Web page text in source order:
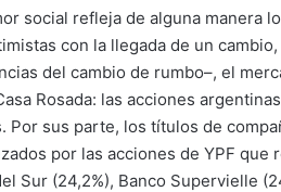
social refleja de alguna manera
con la llegada de un
del cambio de rumbo–, el
Rosada: las acciones
Por sus parte, los títulos de
por las acciones de YPF que
Sur (24,2%), Banco Supervielle